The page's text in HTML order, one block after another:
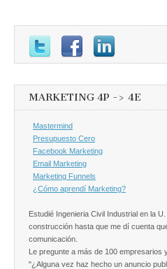
MARKETING 4P -> 4E
Mastermind
Presupuesto Cero
Facebook Marketing
Email Marketing
Marketing Funnels
¿Cómo aprendí Marketing?
Estudié Ingenieria Civil Industrial en la
construcción hasta que me dí cuenta
comunicación.
Le pregunte a más de 100 empresarios
"¿Alguna vez haz hecho un anuncio